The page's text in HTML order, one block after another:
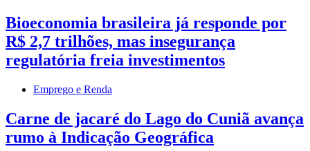
Bioeconomia brasileira já responde por
R$ 2,7 trilhões, mas insegurança
regulatória freia investimentos
Emprego e Renda
Carne de jacaré do Lago do Cuniã avança
rumo à Indicação Geográfica